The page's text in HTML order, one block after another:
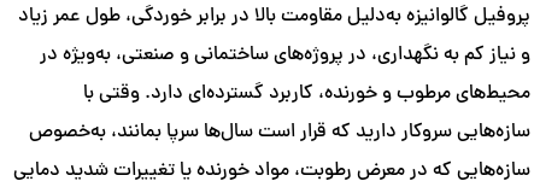
پروفیل گالوانیزه به‌دلیل مقاومت بالا در برابر خوردگی، طول عمر زیاد
و نیاز کم به نگهداری، در پروژه‌های ساختمانی و صنعتی، به‌ویژه در
محیط‌های مرطوب و خورنده، کاربرد گسترده‌ای دارد. وقتی با
سازه‌هایی سروکار دارید که قرار است سال‌ها سرپا بمانند، به‌خصوص
سازه‌هایی که در معرض رطوبت، مواد خورنده یا تغییرات شدید دمایی